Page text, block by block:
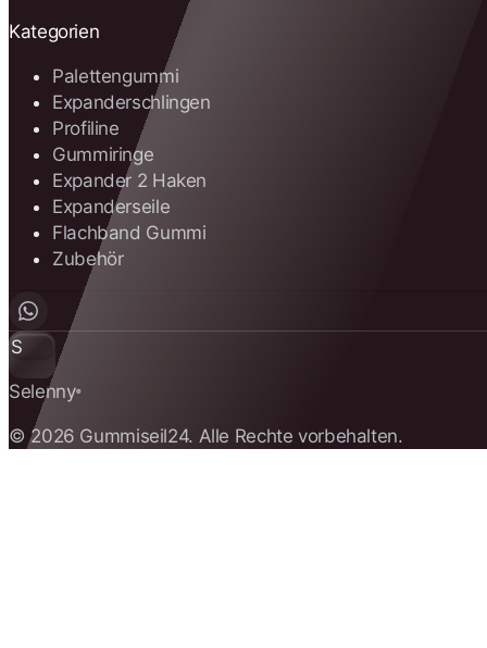
Kategorien
Palettengummi
Expanderschlingen
Profiline
Gummiringe
Expander 2 Haken
Expanderseile
Flachband Gummi
Zubehör
S
Selenny®
© 2026 Gummiseil24. Alle Rechte vorbehalten.